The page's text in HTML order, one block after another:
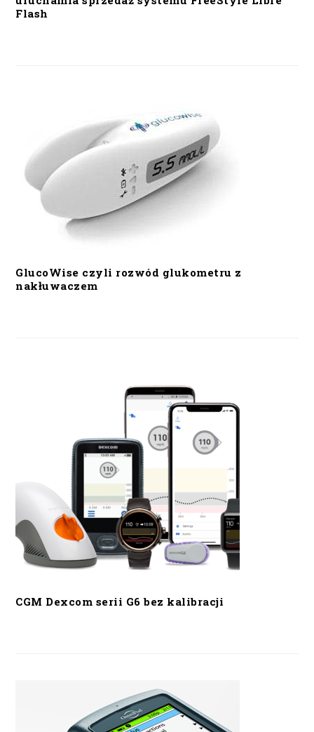
Flash
GlucoWise czyli rozwód glukometru z
nakłuwaczem
CGM Dexcom serii G6 bez kalibracji